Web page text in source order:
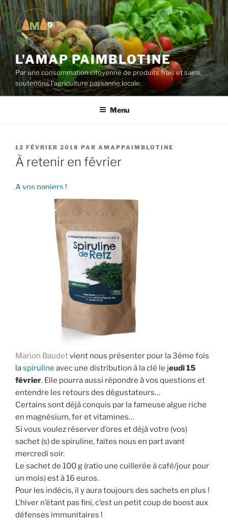
Aller
au
contenu
principal
L'AMAP PAIMBLOTINE
Par une consommation citoyenne de produits frais et sains,
soutenons l'agriculture paysanne locale.
Menu
PUBLIÉ
LE
12 FÉVRIER 2018 PAR AMAPPAIMBLOTINE
À retenir en février
A vos paniers !
Marion Baudetvient nous présenter pour la 3ème fois
laspiruline avec une distribution à la clé le jeudi 15
février. Elle pourra aussi répondre à vos questions et
entendre les retours des dégustateurs…
Certains sont déjà conquis par la fameuse algue riche
en magnésium, fer et vitamines…
Si vous voulez réserver d’ores et déjà votre (vos)
sachet (s) de spiruline, faites nous en part avant
mercredi soir.
Le sachet de 100 g (ratio une cuillerée à café/jour pour
un mois) est à 16 euros.
Pour les indécis, il y aura toujours des sachets en plus !
L’hiver n’étant pas fini, c’est un petit coup de boost aux
défenses immunitaires !